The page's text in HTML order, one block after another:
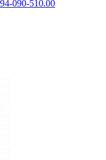
090-510.00